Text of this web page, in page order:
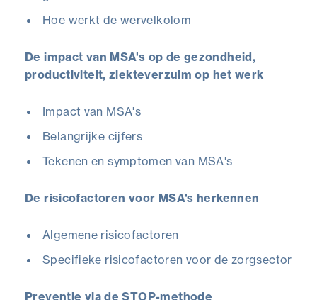
Hoe werkt de wervelkolom
De impact van MSA's op de gezondheid,
productiviteit, ziekteverzuim op het werk
Impact van MSA's
Belangrijke cijfers
Tekenen en symptomen van MSA's
De risicofactoren voor MSA's herkennen
Algemene risicofactoren
Specifieke risicofactoren voor de zorgsector
Preventie via de STOP-methode